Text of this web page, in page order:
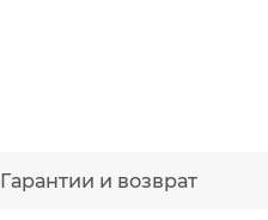
Гарантии и возврат